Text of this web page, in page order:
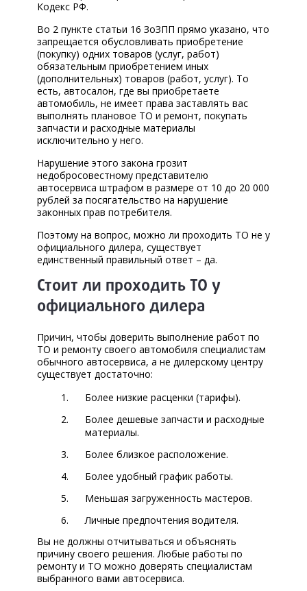
Кодекс РФ.
Во 2 пункте статьи 16 ЗоЗПП прямо указано, что
запрещается обусловливать приобретение
(покупку) одних товаров (услуг, работ)
обязательным приобретением иных
(дополнительных) товаров (работ, услуг). То
есть, автосалон, где вы приобретаете
автомобиль, не имеет права заставлять вас
выполнять плановое ТО и ремонт, покупать
запчасти и расходные материалы
исключительно у него.
Нарушение этого закона грозит
недобросовестному представителю
автосервиса штрафом в размере от 10 до 20 000
рублей за посягательство на нарушение
законных прав потребителя.
Поэтому на вопрос, можно ли проходить ТО не у
официального дилера, существует
единственный правильный ответ – да.
Стоит ли проходить ТО у
официального дилера
Причин, чтобы доверить выполнение работ по
ТО и ремонту своего автомобиля специалистам
обычного автосервиса, а не дилерскому центру
существует достаточно:
Более низкие расценки (тарифы).
Более дешевые запчасти и расходные
материалы.
Более близкое расположение.
Более удобный график работы.
Меньшая загруженность мастеров.
Личные предпочтения водителя.
Вы не должны отчитываться и объяснять
причину своего решения. Любые работы по
ремонту и ТО можно доверять специалистам
выбранного вами автосервиса.